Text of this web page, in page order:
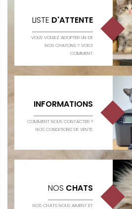
LISTE D'ATTENTE
VOUS VOULEZ ADOPTER UN DE
NOS CHATONS ? VOICI
COMMENT.
INFORMATIONS
COMMENT NOUS CONTACTER ?
NOS CONDITIONS DE VENTE.
NOS CHATS
NOS CHATS NOUS AIMENT ET